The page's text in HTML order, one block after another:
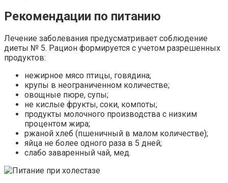
Рекомендации по питанию
Лечение заболевания предусматривает соблюдение
диеты № 5. Рацион формируется с учетом разрешенных
продуктов:
нежирное мясо птицы, говядина;
крупы в неограниченном количестве;
овощные пюре, супы;
не кислые фрукты, соки, компоты;
продукты молочного производства с низким
процентом жира;
ржаной хлеб (пшеничный в малом количестве);
яйца не более одного раза в 5 дней;
слабо заваренный чай, мед.